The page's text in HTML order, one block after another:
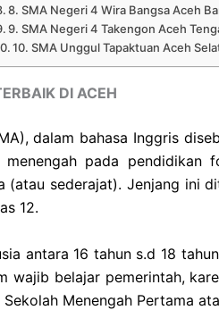
8. SMA Negeri 4 Wira Bangsa Aceh
9. SMA Negeri 4 Takengon Aceh
10. SMA Unggul Tapaktuan Aceh
DI ACEH
dalam bahasa Inggris
pada pendidikan
(atau sederajat). Jenjang ini
12.
antara 16 tahun s.d 18
wajib belajar pemerintah,
Menengah Pertama